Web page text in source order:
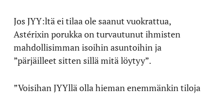
Jos JYY:ltä ei tilaa ole saanut vuokrattua,
Astérixin porukka on turvautunut ihmisten
mahdollisimman isoihin asuntoihin ja
”pärjäilleet sitten sillä mitä löytyy”.
”Voisihan JYYllä olla hieman enemmänkin tiloja